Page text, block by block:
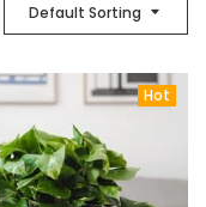
Default Sorting
Hot